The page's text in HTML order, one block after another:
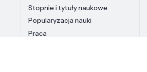
Stopnie i tytuły naukowe
Popularyzacja nauki
Praca